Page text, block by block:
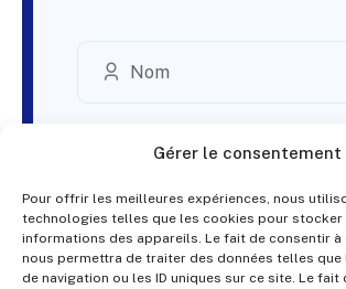
Gérer le consentement
Pour offrir les meilleures expériences, nous
technologies telles que les cookies pour stocker
informations des appareils. Le fait de consentir
nous permettra de traiter des données telles
de navigation ou les ID uniques sur ce site. Le